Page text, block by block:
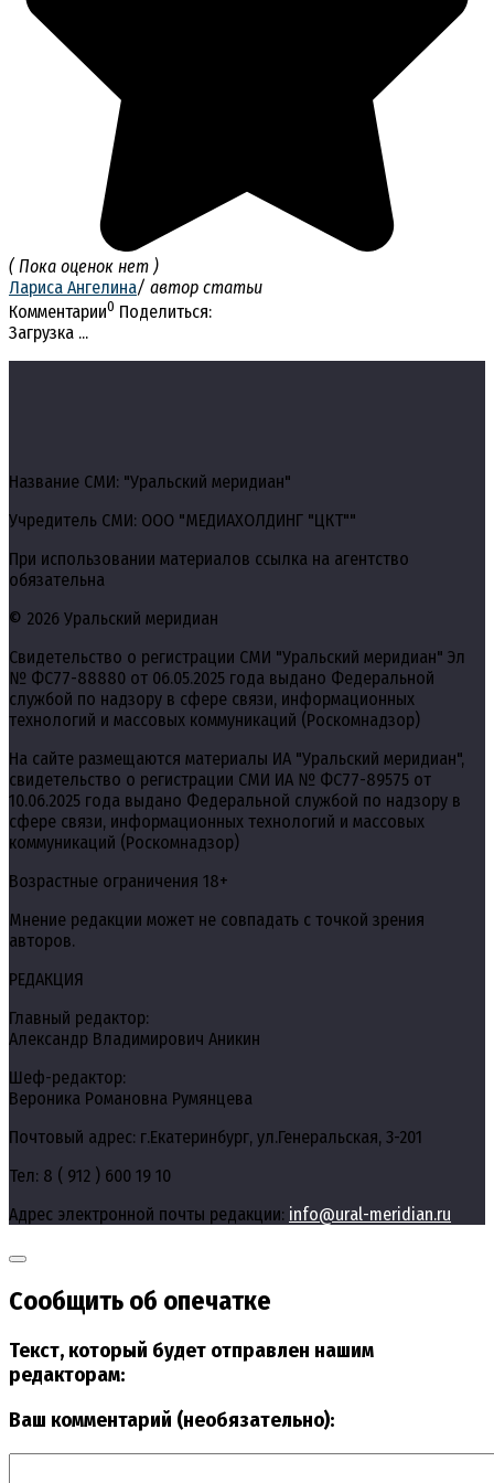
( Пока оценок нет )
Лариса Ангелина/ автор статьи
Комментарии0 Поделиться:
Загрузка ...
Название СМИ: "Уральский меридиан"
Учредитель СМИ: ООО "МЕДИАХОЛДИНГ "ЦКТ""
При использовании материалов ссылка на агентство
обязательна
© 2026 Уральский меридиан
Свидетельство о регистрации СМИ "Уральский меридиан" Эл
№ ФС77-88880 от 06.05.2025 года выдано Федеральной
службой по надзору в сфере связи, информационных
технологий и массовых коммуникаций (Роскомнадзор)
На сайте размещаются материалы ИА "Уральский меридиан",
свидетельство о регистрации СМИ ИА № ФС77-89575 от
10.06.2025 года выдано Федеральной службой по надзору в
сфере связи, информационных технологий и массовых
коммуникаций (Роскомнадзор)
Возрастные ограничения 18+
Мнение редакции может не совпадать с точкой зрения
авторов.
РЕДАКЦИЯ
Главный редактор:
Александр Владимирович Аникин
Шеф-редактор:
Вероника Романовна Румянцева
Почтовый адрес: г.Екатеринбург, ул.Генеральская, 3-201
Тел: 8 ( 912 ) 600 19 10
Адрес электронной почты редакции: info@ural-meridian.ru
Сообщить об опечатке
Текст, который будет отправлен нашим
редакторам:
Ваш комментарий (необязательно):